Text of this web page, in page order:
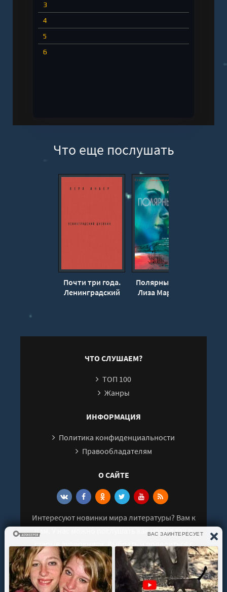
3
4
5
6
Что еще послушать
Почти три года.
Ленинградский
Полярный круг -
Лиза Марклунд
ЧТО СЛУШАЕМ?
ТОП 100
Жанры
ИНФОРМАЦИЯ
Политика конфиденциальности
Правообладателям
О САЙТЕ
Интересуют новинки мира литературы? Вам к
нам. У нас можно послушать как новые так и
старые аудиокниги. Выбрать и поделиться с
друзьями лучшими аудиокнигами!